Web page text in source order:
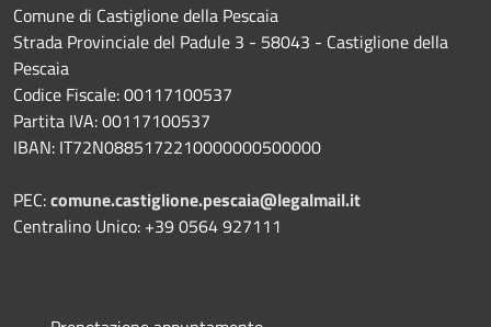
Comune di Castiglione della Pescaia
Strada Provinciale del Padule 3 - 58043 - Castiglione della
Pescaia
Codice Fiscale: 00117100537
Partita IVA: 00117100537
IBAN: IT72N0885172210000000500000
PEC:comune.castiglione.pescaia@legalmail.it
Centralino Unico: +39 0564 927111